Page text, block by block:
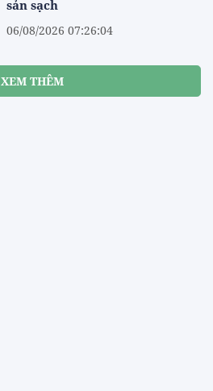
sản sạch
06/08/2026 07:26:04
XEM THÊM